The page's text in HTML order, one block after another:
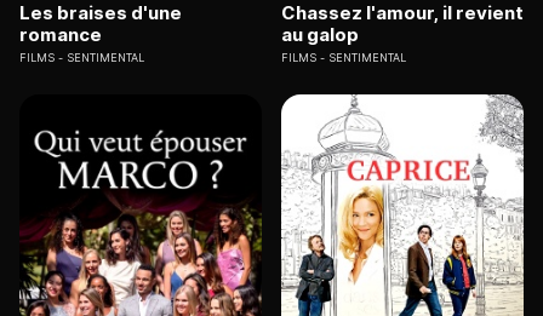
Les braises d'une
romance
FILMS SENTIMENTAL
Chassez l'amour, il revient
au galop
FILMS SENTIMENTAL